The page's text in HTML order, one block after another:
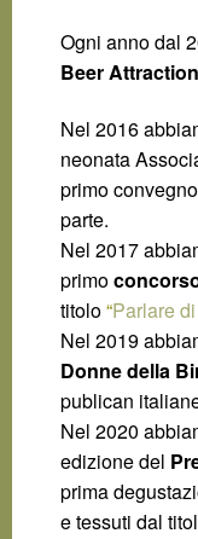
Ogni anno dal
Beer
Nel 2016
neonata
primo
parte.
Nel 2017
primo
titolo“Parlare
Nel 2019
Donne della
publican
Nel 2020
edizione del
prima
e tessuti dal